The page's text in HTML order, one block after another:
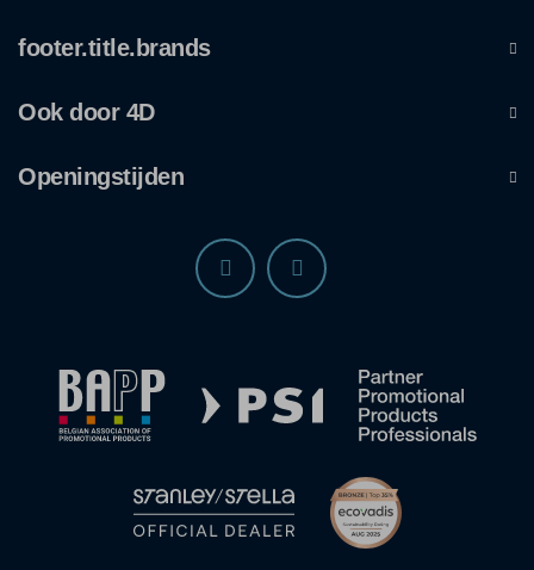
footer.title.brands
Ook door 4D
Openingstijden